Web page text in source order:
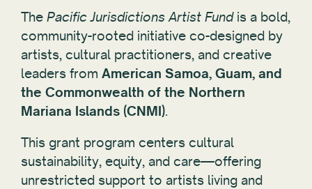
The Pacific Jurisdictions Artist Fundis a bold,
community-rooted initiative co-designed by
artists, cultural practitioners, and creative
leaders from American Samoa, Guam, and
the Commonwealth of the Northern
Mariana Islands (CNMI).
This grant program centers cultural
sustainability, equity, and care—offering
unrestricted support to artists living and